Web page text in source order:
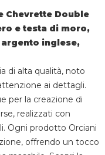
Chevrette Double
e testa di moro,
inglese,
di alta qualità, noto
ai dettagli.
per la creazione di
realizzati con
Ogni prodotto Orciani
offrendo un tocco